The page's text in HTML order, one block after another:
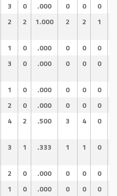
3 0 .000 0 0 0
2 2 1.000 2 2 1
1 0 .000 0 0 0
3 0 .000 0 0 0
1 0 .000 0 0 0
2 0 .000 0 0 0
4 2 .500 3 4 0
3 1 .333 1 1 0
2 0 .000 0 0 0
1 0 .000 0 0 0